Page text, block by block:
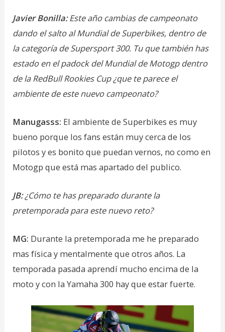
Javier Bonilla:Este año cambias de campeonato
dando el salto al Mundial de Superbikes, dentro de
la categoría de Supersport 300. Tu que también has
estado en el padock del Mundial de Motogp dentro
de la RedBull Rookies Cup ¿que te parece el
ambiente de este nuevo campeonato?
Manugasss: El ambiente de Superbikes es muy
bueno porque los fans están muy cerca de los
pilotos y es bonito que puedan vernos, no como en
Motogp que está mas apartado del publico.
JB:¿Cómo te has preparado durante la
pretemporada para este nuevo reto?
MG: Durante la pretemporada me he preparado
mas física y mentalmente que otros años. La
temporada pasada aprendí mucho encima de la
moto y con la Yamaha 300 hay que estar fuerte.